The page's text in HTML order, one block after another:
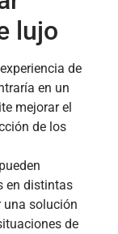
lujo
de
en un
mejorar el
de los
en distintas
una solución
de